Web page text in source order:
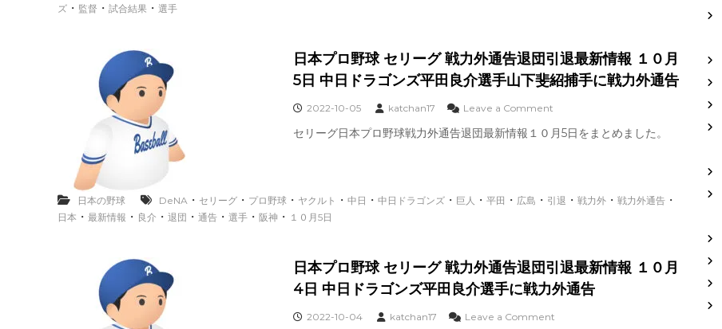
去
の
故
歴
長
か
？
3
パ
ナ
ク
ス
士
通
フ
ン
ズ ・ 監督 ・ 試合結果 ・ 選手
日本プロ野球 セリーグ 戦力外通告退団引退最新情報 １０月
5日 中日ドラゴンズ平田良介選手山下斐紹捕手に戦力外通告
2022-10-05 katchan17 Leave a Commento
日
野
球
グ
戦
力
通
セリーグ日本プロ野球戦力外通告退団最新情報１０月5日をまとめました。
日本の野球 DeNA ・ セリーグ ・ プロ野球 ・ ヤクルト ・ 中日 ・ 中日ドラゴンズ ・ 巨人 ・ 平田 ・ 広島 ・ 引退 ・ 戦力外 ・ 戦力外通告 ・
日本 ・ 最新情報 ・ 良介 ・ 退団 ・ 通告 ・ 選手 ・ 阪神 ・ １０月5日
日本プロ野球 セリーグ 戦力外通告退団引退最新情報 １０月
4日 中日ドラゴンズ平田良介選手に戦力外通告
2022-10-04 katchan17 Leave a Commento